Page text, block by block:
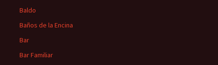
Baldo
Baños de la Encina
Bar
Bar Familiar